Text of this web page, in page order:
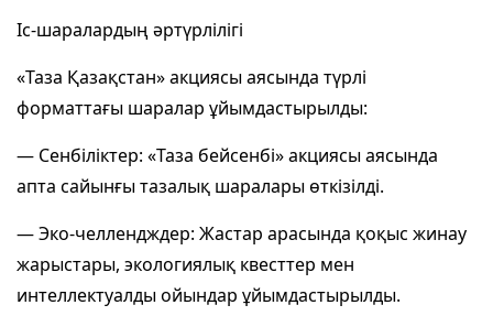
Іс-шаралардың әртүрлілігі
«Таза Қазақстан» акциясы аясында түрлі
форматтағы шаралар ұйымдастырылды:
— Сенбіліктер: «Таза бейсенбі» акциясы аясында
апта сайынғы тазалық шаралары өткізілді.
— Эко-челлендждер: Жастар арасында қоқыс жинау
жарыстары, экологиялық квесттер мен
интеллектуалды ойындар ұйымдастырылды.